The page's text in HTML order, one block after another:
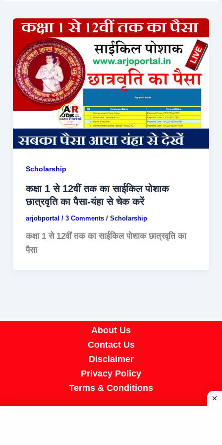
Scholarship
कक्षा 1 से 12वीं तक का साईकिल पोशाक
छात्रवृति का पैसा-यंहा से चेक करें
arjobportal / 3 Comments / Scholarship
कक्षा 1 से 12वीं तक का साईकिल पोशाक छात्रवृति का
पैसा
About Us
Contact Us
Disclaimer
Privacy Policy
Terms & Conditions